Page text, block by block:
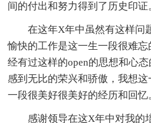
间的付出和努力得到了历史印证
在这年X年中虽然有这样问
愉快的工作是这一生一段很难
经有过这样的open的思想和心
感到无比的荣兴和骄傲，我想
一段很美好很美好的经历和回忆
感谢领导在这X年中对我的